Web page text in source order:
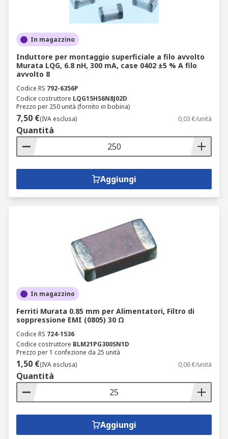
In magazzino
Induttore per montaggio superficiale a filo avvolto
Murata LQG, 6.8 nH, 300 mA, case 0402 ±5 % A filo
avvolto 8
Codice RS 792-6356P
Codice costruttore LQG15HS6N8J02D
Prezzo per 250 unità (fornito in bobina)
7,50 €(IVA esclusa) 0,03 €/unità
Quantità
Aggiungi
In magazzino
Ferriti Murata 0.85 mm per Alimentatori, Filtro di
soppressione EMI (0805) 30 Ω
Codice RS 724-1536
Codice costruttore BLM21PG300SN1D
Prezzo per 1 confezione da 25 unità
1,50 €(IVA esclusa) 0,06 €/unità
Quantità
Aggiungi